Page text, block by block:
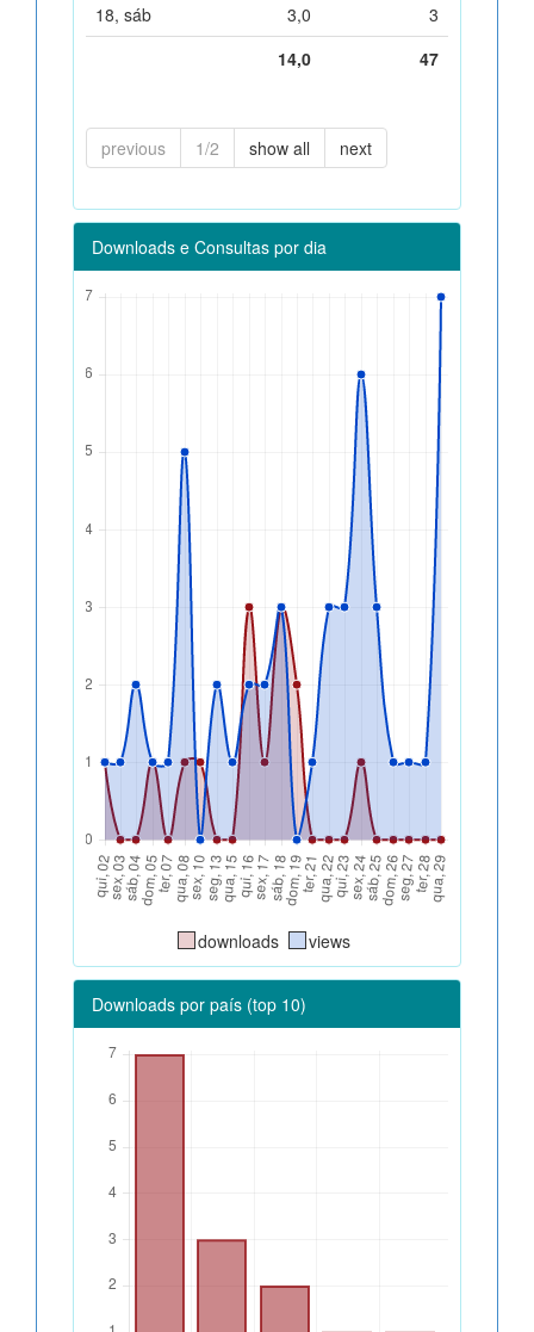
18, sáb
3,0
3
14,0
47
previous 1/2 show all next
Downloads e Consultas por dia
downloads views
Downloads por país (top 10)